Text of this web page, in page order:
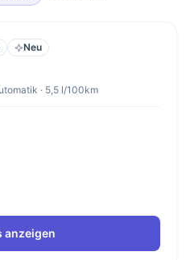
Neu
· 5,5 l/100km
anzeigen